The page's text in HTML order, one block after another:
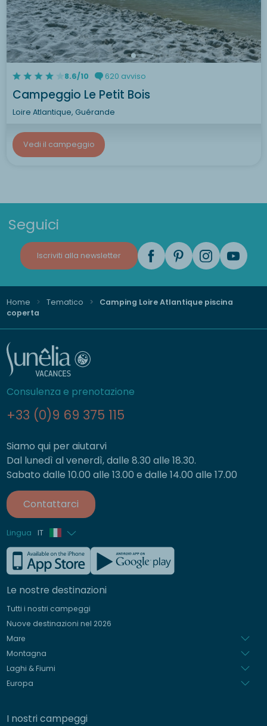
8.6/10 620 avviso
Campeggio Le Petit Bois
Loire Atlantique, Guérande
Vedi il campeggio
Seguici
Iscriviti alla newsletter
Home Tematico
Camping Loire Atlantique piscina
coperta
Consulenza e prenotazione
+33 (0)9 69 375 115
Siamo qui per aiutarvi
Dal lunedì al venerdì, dalle 8.30 alle 18.30.
Sabato dalle 10.00 alle 13.00 e dalle 14.00 alle 17.00
Contattarci
Lingua IT
Francese
Inglese
Tedesco
Spagnolo
Le nostre destinazioni
Tutti i nostri campeggi
Nuove destinazioni nel 2026
Mare
Montagna
Laghi & Fiumi
Europa
I nostri campeggi